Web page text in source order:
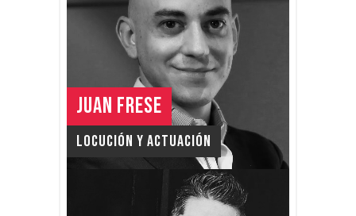
JUAN FRESE
Locución y Actuación